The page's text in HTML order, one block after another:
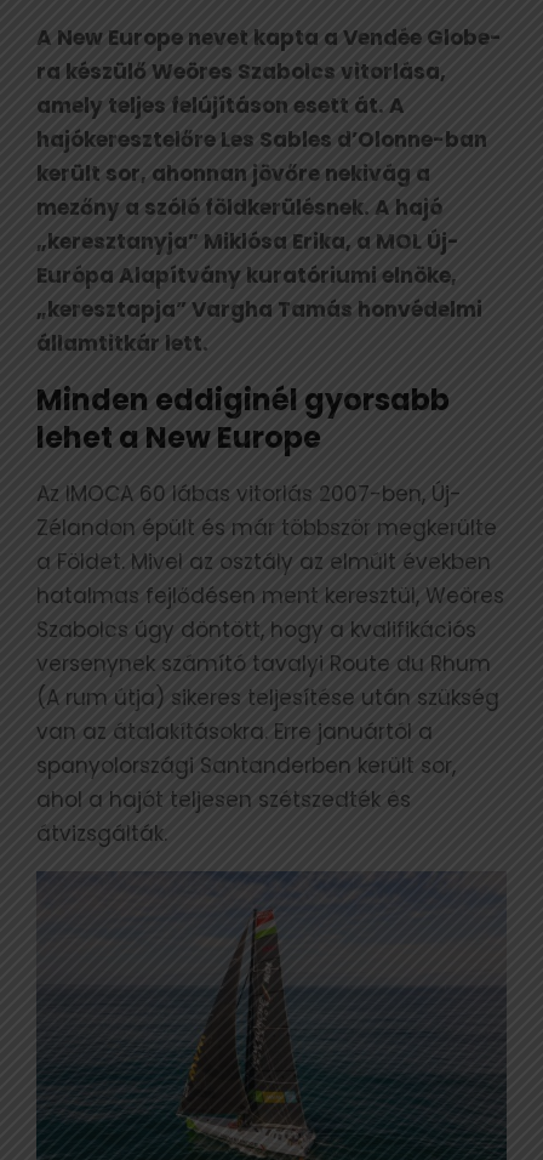
A New Europe nevet kapta a Vendée Globe-
ra készülő Weöres Szabolcs vitorlása,
amely teljes felújításon esett át. A
hajókeresztelőre Les Sables d’Olonne-ban
került sor, ahonnan jövőre nekivág a
mezőny a szóló földkerülésnek. A hajó
„keresztanyja” Miklósa Erika, a MOL Új-
Európa Alapítvány kuratóriumi elnöke,
„keresztapja” Vargha Tamás honvédelmi
államtitkár lett.
Minden eddiginél gyorsabb
lehet a New Europe
Az IMOCA 60 lábas vitorlás 2007-ben, Új-
Zélandon épült és már többször megkerülte
a Földet. Mivel az osztály az elmúlt években
hatalmas fejlődésen ment keresztül, Weöres
Szabolcs úgy döntött, hogy a kvalifikációs
versenynek számító tavalyi Route du Rhum
(A rum útja) sikeres teljesítése után szükség
van az átalakításokra. Erre januártól a
spanyolországi Santanderben került sor,
ahol a hajót teljesen szétszedték és
átvizsgálták.